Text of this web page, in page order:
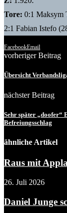
Tore: 0:1 Maksym
2:1 Fabian Istefo
FacebookEmail
vorheriger Beitrag
Übersicht
nächster Beitrag
Sehr später „doofer“
Befreiungsschlag
ähnliche Artikel
Raus mit
26. Juli 2026
Daniel Junge